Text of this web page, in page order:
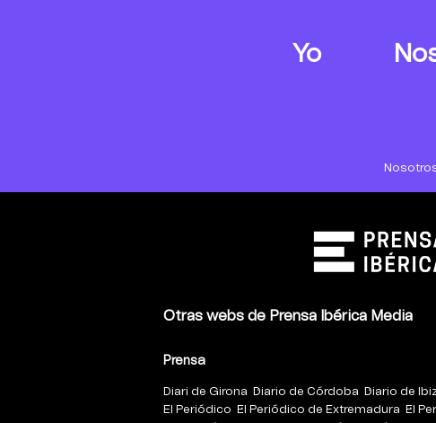
Yo
Otras webs de Prensa Ibérica Media
Prensa
Diari de Girona Diario de Córdoba Diario de
El Periódico
El Periódico de Extremadura El